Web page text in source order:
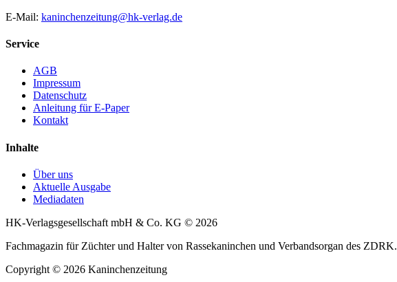
E-Mail: kaninchenzeitung@hk-verlag.de
Service
AGB
Impressum
Datenschutz
Anleitung für E-Paper
Kontakt
Inhalte
Über uns
Aktuelle Ausgabe
Mediadaten
HK-Verlagsgesellschaft mbH & Co. KG © 2026
Fachmagazin für Züchter und Halter von Rassekaninchen und Verbandsorgan des ZDRK.
Copyright © 2026 Kaninchenzeitung